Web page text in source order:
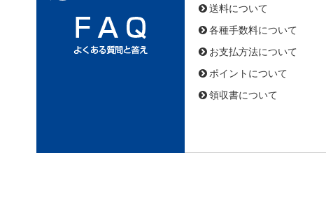
送料について
各種手数料について
お支払方法について
ポイントについて
領収書について